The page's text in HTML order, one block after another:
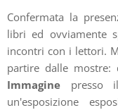
Confermata la
libri ed ovviamente
incontri con i lettori.
partire dalle mostre:
Immagine presso
un'esposizione